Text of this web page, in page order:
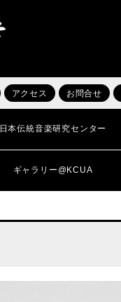
アクセス お問合せ
日本伝統音楽研究センター
ギャラリー@KCUA